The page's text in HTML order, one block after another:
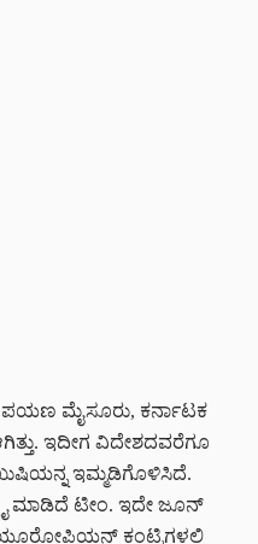
ಪಯಣ ಮೈಸೂರು, ಕರ್ನಾಟಕ
ಇದೀಗ ವಿದೇಶದವರೆಗೂ
ಇಮ್ಮಡಿಗೊಳಿಸಿದೆ.
ಮಾಡಿದೆ ಟೀಂ. ಇದೇ ಜೂನ್
ಯೂರೋಪಿಯನ್ ಕಂಟ್ರಿಗಳಲ್ಲಿ